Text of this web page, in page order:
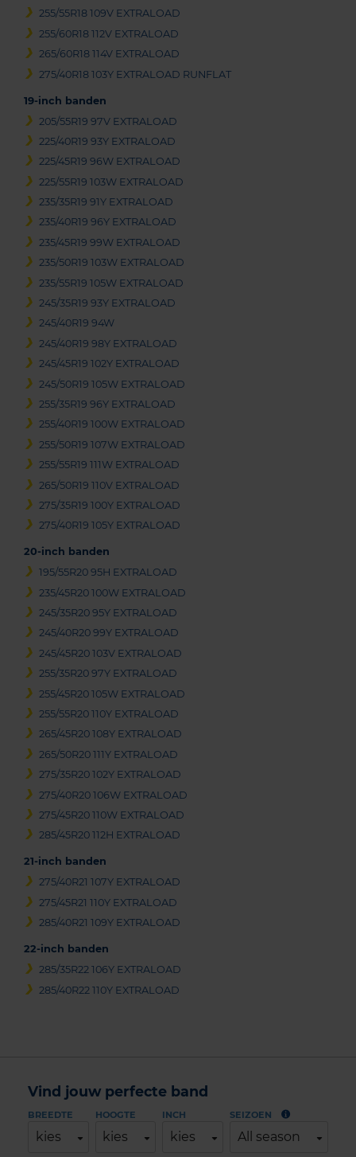
255/55R18 109V EXTRALOAD
255/60R18 112V EXTRALOAD
265/60R18 114V EXTRALOAD
275/40R18 103Y EXTRALOAD RUNFLAT
19-inch banden
205/55R19 97V EXTRALOAD
225/40R19 93Y EXTRALOAD
225/45R19 96W EXTRALOAD
225/55R19 103W EXTRALOAD
235/35R19 91Y EXTRALOAD
235/40R19 96Y EXTRALOAD
235/45R19 99W EXTRALOAD
235/50R19 103W EXTRALOAD
235/55R19 105W EXTRALOAD
245/35R19 93Y EXTRALOAD
245/40R19 94W
245/40R19 98Y EXTRALOAD
245/45R19 102Y EXTRALOAD
245/50R19 105W EXTRALOAD
255/35R19 96Y EXTRALOAD
255/40R19 100W EXTRALOAD
255/50R19 107W EXTRALOAD
255/55R19 111W EXTRALOAD
265/50R19 110V EXTRALOAD
275/35R19 100Y EXTRALOAD
275/40R19 105Y EXTRALOAD
20-inch banden
195/55R20 95H EXTRALOAD
235/45R20 100W EXTRALOAD
245/35R20 95Y EXTRALOAD
245/40R20 99Y EXTRALOAD
245/45R20 103V EXTRALOAD
255/35R20 97Y EXTRALOAD
255/45R20 105W EXTRALOAD
255/55R20 110Y EXTRALOAD
265/45R20 108Y EXTRALOAD
265/50R20 111Y EXTRALOAD
275/35R20 102Y EXTRALOAD
275/40R20 106W EXTRALOAD
275/45R20 110W EXTRALOAD
285/45R20 112H EXTRALOAD
21-inch banden
275/40R21 107Y EXTRALOAD
275/45R21 110Y EXTRALOAD
285/40R21 109Y EXTRALOAD
22-inch banden
285/35R22 106Y EXTRALOAD
285/40R22 110Y EXTRALOAD
Vind jouw perfecte band
BREEDTE
kies
HOOGTE
kies
INCH
kies
SEIZOEN
All season